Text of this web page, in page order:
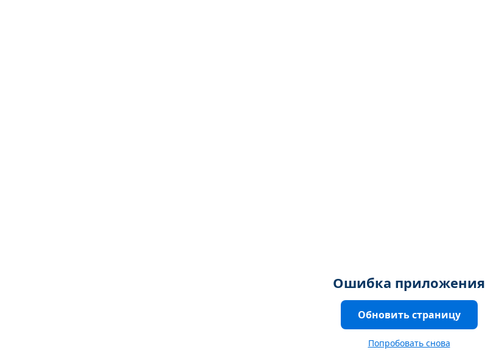
Ошибка приложения
Обновить страницу
Попробовать снова